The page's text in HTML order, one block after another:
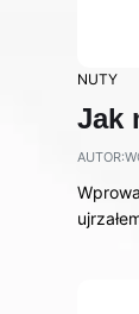
NUTY
Jak
AUTOR: